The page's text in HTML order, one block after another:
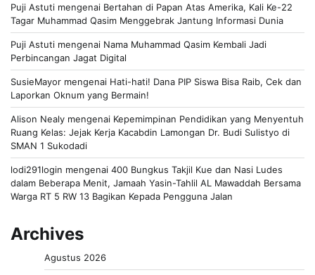
Puji Astuti mengenai Bertahan di Papan Atas Amerika, Kali Ke-22
Tagar Muhammad Qasim Menggebrak Jantung Informasi Dunia
Puji Astuti mengenai Nama Muhammad Qasim Kembali Jadi
Perbincangan Jagat Digital
SusieMayor mengenai Hati-hati! Dana PIP Siswa Bisa Raib, Cek dan
Laporkan Oknum yang Bermain!
Alison Nealy mengenai Kepemimpinan Pendidikan yang Menyentuh
Ruang Kelas: Jejak Kerja Kacabdin Lamongan Dr. Budi Sulistyo di
SMAN 1 Sukodadi
lodi291login mengenai 400 Bungkus Takjil Kue dan Nasi Ludes
dalam Beberapa Menit, Jamaah Yasin-Tahlil AL Mawaddah Bersama
Warga RT 5 RW 13 Bagikan Kepada Pengguna Jalan
Archives
Agustus 2026